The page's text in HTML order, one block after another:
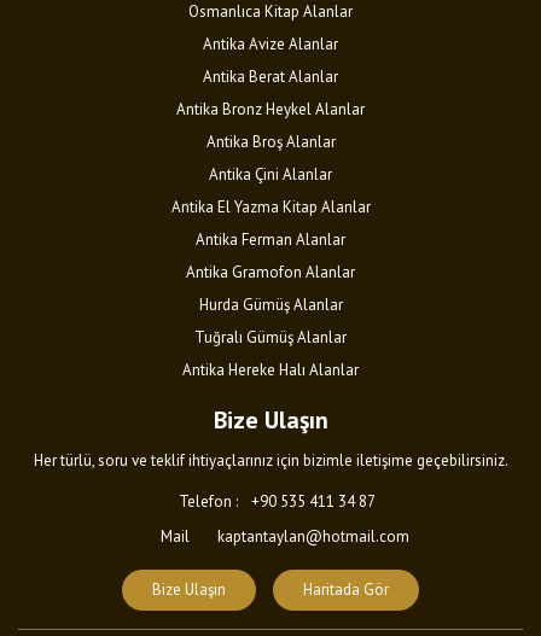
Osmanlıca Kitap Alanlar
Antika Avize Alanlar
Antika Berat Alanlar
Antika Bronz Heykel Alanlar
Antika Broş Alanlar
Antika Çini Alanlar
Antika El Yazma Kitap Alanlar
Antika Ferman Alanlar
Antika Gramofon Alanlar
Hurda Gümüş Alanlar
Tuğralı Gümüş Alanlar
Antika Hereke Halı Alanlar
Bize Ulaşın
Her türlü, soru ve teklif ihtiyaçlarınız için bizimle iletişime geçebilirsiniz.
Telefon :
+90 535 411 34 87
Mail
kaptantaylan@hotmail.com
Bize Ulaşın Haritada Gör